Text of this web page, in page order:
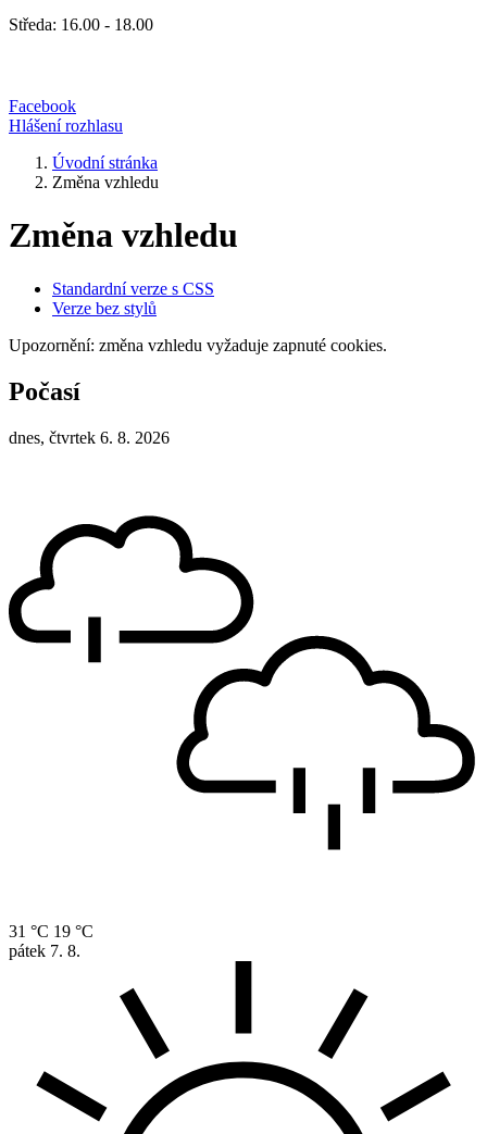
Středa: 16.00 - 18.00
Facebook
Hlášení rozhlasu
Úvodní stránka
Změna vzhledu
Změna vzhledu
Standardní verze s CSS
Verze bez stylů
Upozornění: změna vzhledu vyžaduje zapnuté cookies.
Počasí
dnes, čtvrtek 6. 8. 2026
31 °C 19 °C
pátek 7. 8.